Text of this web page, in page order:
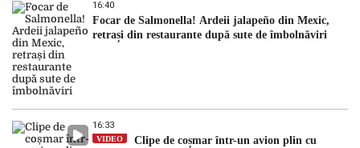
16:40
Focar de Salmonella! Ardeii jalapeño din Mexic,
retrași din restaurante după sute de îmbolnăviri
16:33
VIDEO
Clipe de coșmar într-un avion plin cu